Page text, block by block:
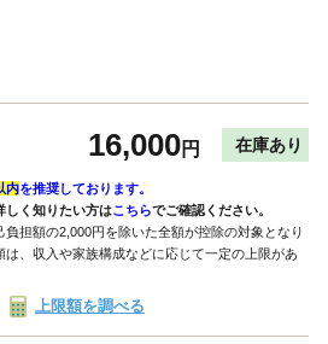
16,000円 在庫あり
内を推奨しております。
しく知りたい方はこちらでご確認ください。
担額の2,000円を除いた全額が控除の対象となり
は、収入や家族構成などに応じて一定の上限があ
上限額を調べる